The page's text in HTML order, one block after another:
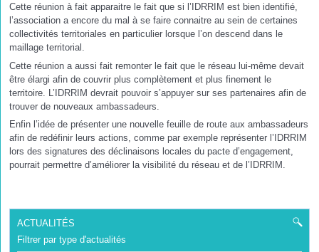
Cette réunion à fait apparaitre le fait que si l’IDRRIM est bien identifié,
l’association a encore du mal à se faire connaitre au sein de certaines
collectivités territoriales en particulier lorsque l’on descend dans le
maillage territorial.
Cette réunion a aussi fait remonter le fait que le réseau lui-même devait
être élargi afin de couvrir plus complètement et plus finement le
territoire. L’IDRRIM devrait pouvoir s’appuyer sur ses partenaires afin de
trouver de nouveaux ambassadeurs.
Enfin l’idée de présenter une nouvelle feuille de route aux ambassadeurs
afin de redéfinir leurs actions, comme par exemple représenter l’IDRRIM
lors des signatures des déclinaisons locales du pacte d’engagement,
pourrait permettre d’améliorer la visibilité du réseau et de l’IDRRIM.
ACTUALITÉS
Filtrer par type d'actualités